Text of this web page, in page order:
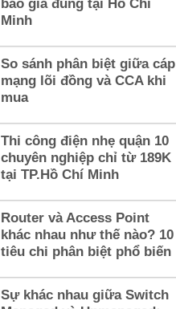
báo giá đúng tại Hồ Chí
Minh
So sánh phân biệt giữa cáp
mạng lõi đồng và CCA khi
mua
Thi công điện nhẹ quận 10
chuyên nghiệp chỉ từ 189K
tại TP.Hồ Chí Minh
Router và Access Point
khác nhau như thế nào? 10
tiêu chi phân biệt phổ biến
Sự khác nhau giữa Switch